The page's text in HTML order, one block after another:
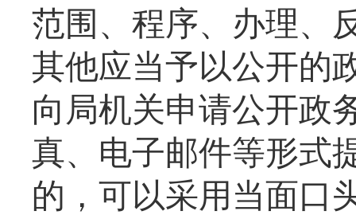
范围、程序、办理、
其他应当予以公开的
向局机关申请公开政
真、电子邮件等形式
的，可以采用当面口